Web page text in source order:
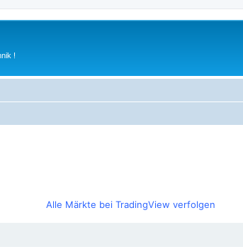
!
Alle Märkte bei TradingView verfolgen